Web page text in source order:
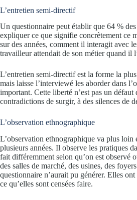
L’entretien semi-directif
Un questionnaire peut établir que 64 %
expliquer ce que signifie concrètement ce
sur des années, comment il interagit avec
travailleur attendait de son métier quand il
L’entretien semi-directif est la forme la
mais laisse l’interviewé les aborder dans
important. Cette liberté n’est pas un
contradictions de surgir, à des silences de
L’observation ethnographique
L’observation ethnographique va plus
plusieurs années. Il observe les pratiques
fait différemment selon qu’on est observé
des salles de marché, des usines, des
questionnaire n’aurait pu générer. Elles
ce qu’elles sont censées faire.